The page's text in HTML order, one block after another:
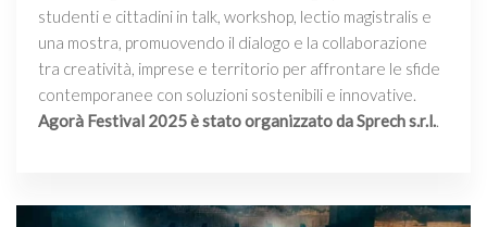
studenti e cittadini in talk, workshop, lectio magistralis e
una mostra, promuovendo il dialogo e la collaborazione
tra creatività, imprese e territorio per affrontare le sfide
contemporanee con soluzioni sostenibili e innovative.
Agorà Festival 2025 è stato organizzato da Sprech s.r.l..